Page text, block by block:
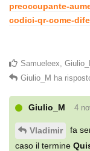
preoccupante-
codici-qr-come-
Samueleex
Giulio_M ha
Giulio_M 4
Vladimir fa
caso il termine